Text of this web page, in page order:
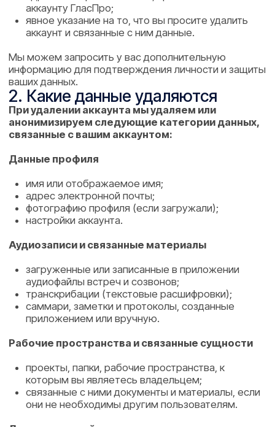
аудиофайлы встреч и созвонов;
транскрибации (текстовые расшифровки);
саммари, заметки и протоколы, созданные
приложением или вручную.
Рабочие пространства и связанные сущности
проекты, папки, рабочие пространства, к
которым вы являетесь владельцем;
связанные с ними документы и материалы, если
они не необходимы другим пользователям.
Личные настройки и предпочтения
языковые настройки;
настройки уведомлений;
конфигурации.
3. Какие данные могут временно
сохраняться
Некоторые данные мы можем сохранять
ограниченное время по юридическим и техническим
причинам:
1. Платежные и бухгалтерские данные
данные о транзакциях и документах, необходимых
для бухгалтерского учета и налоговой отчетности,
законодательством. Эти данные не используются
для маркетинга или персонализации после удаления
аккаунта.
2. Технические журналы и журналы
безопасности
Технические логи (например, записи о попытках
сохраняться ограниченное время после удаления
аккаунта для:
расследования возможных инцидентов
безопасности;
предотвращения злоупотреблений;
соблюдения требований безопасности.
Такие данные, как правило, не позволяют напрямую